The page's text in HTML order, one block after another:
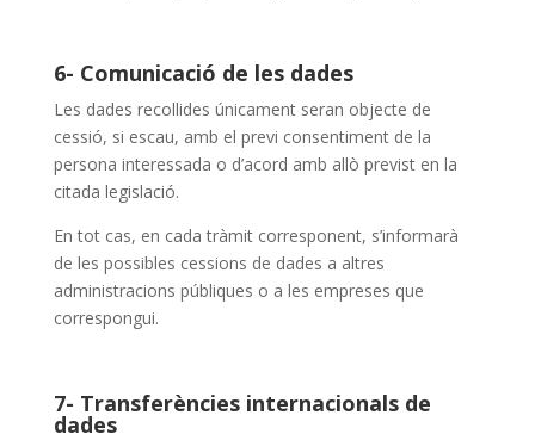
6- Comunicació de les dades
Les dades recollides únicament seran objecte de
cessió, si escau, amb el previ consentiment de la
persona interessada o d’acord amb allò previst en la
citada legislació.
En tot cas, en cada tràmit corresponent, s’informarà
de les possibles cessions de dades a altres
administracions públiques o a les empreses que
correspongui.
7- Transferències internacionals de
dades